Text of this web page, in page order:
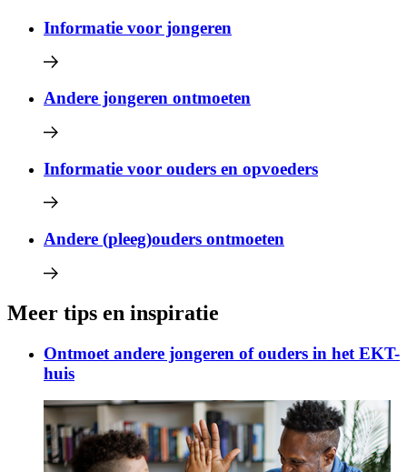
Informatie voor jongeren
Andere jongeren ontmoeten
Informatie voor ouders en opvoeders
Andere (pleeg)ouders ontmoeten
Meer tips en inspiratie
Ontmoet andere jongeren of ouders in het EKT-
huis